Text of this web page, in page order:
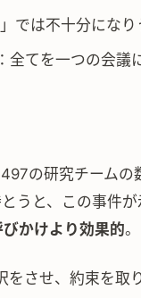
では不十分になり
：全てを一つの会議
の研究チームの
うと、この事件
かけより効果的。
させ、約束を取